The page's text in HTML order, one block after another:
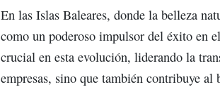
En las Islas Baleares, donde la belleza
como un poderoso impulsor del éxito en
crucial en esta evolución, liderando la
empresas, sino que también contribuye